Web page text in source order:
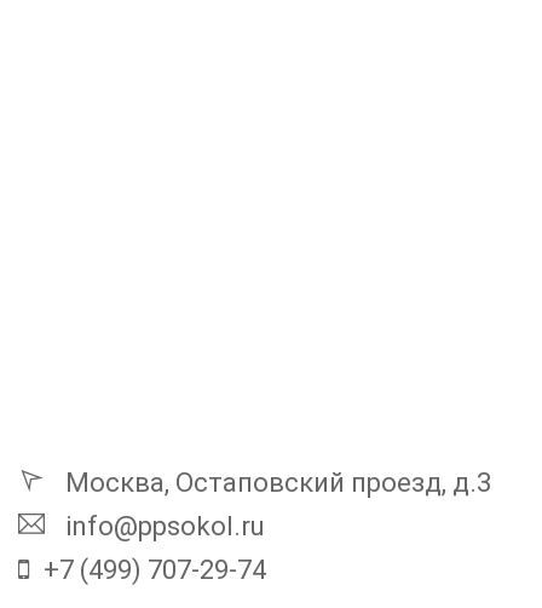
Москва, Остаповский проезд, д.3
info@ppsokol.ru
+7 (499) 707-29-74